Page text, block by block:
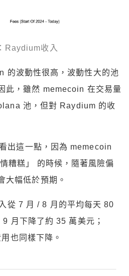
Raydium收入
的波動性很高，波動性大的池
此，雖然 memecoin 在交易量
池，但對 Raydium 的收
出這一點，因為 memecoin
糟糕」 的時候，隨著風險偏
大幅低於預期。
從 7 月 / 8 月的平均每天 80
月下降了約 35 萬美元；
也同樣下降。